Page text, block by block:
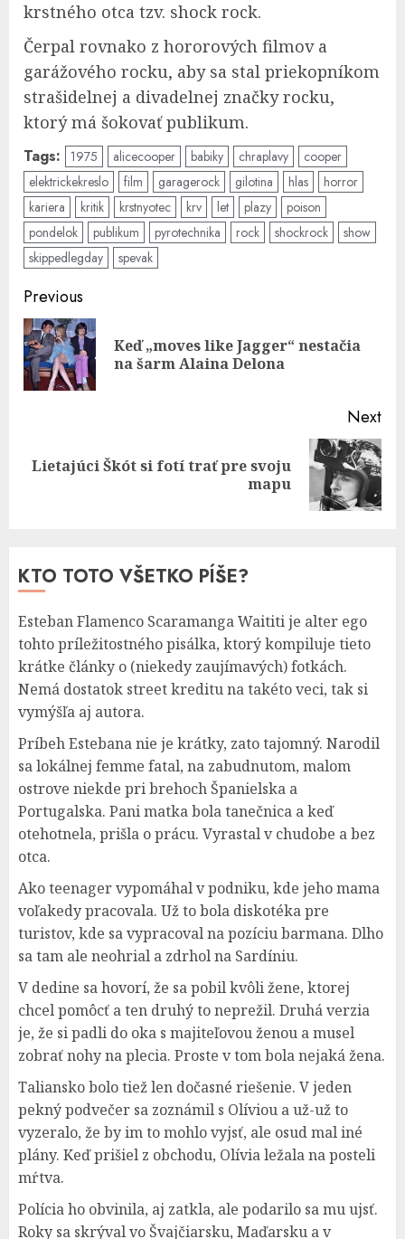
krstného otca tzv. shock rock.
Čerpal rovnako z hororových filmov a
garážového rocku, aby sa stal priekopníkom
strašidelnej a divadelnej značky rocku,
ktorý má šokovať publikum.
Tags: 1975 alicecooper babiky chraplavy
cooper
elektrickekreslo
film garagerock gilotina hlas
horror
kariera
kritik krstnyotec krv let plazy
poison
pondelok
publikum pyrotechnika rock shockrock
show
skippedlegday
spevak
Post
navigation
Previous
Keď „moves like Jagger“ nestačia
na šarm Alaina Delona
Next
Next
Lietajúci Škót si fotí trať pre svoju
mapu
KTO TOTO VŠETKO PÍŠE?
Esteban Flamenco Scaramanga Waititi je alter ego
tohto príležitostného pisálka, ktorý kompiluje tieto
krátke články o (niekedy zaujímavých) fotkách.
Nemá dostatok street kreditu na takéto veci, tak si
vymýšľa aj autora.
Príbeh Estebana nie je krátky, zato tajomný. Narodil
sa lokálnej femme fatal, na zabudnutom, malom
ostrove niekde pri brehoch Španielska a
Portugalska. Pani matka bola tanečnica a keď
otehotnela, prišla o prácu. Vyrastal v chudobe a bez
otca.
Ako teenager vypomáhal v podniku, kde jeho mama
voľakedy pracovala. Už to bola diskotéka pre
turistov, kde sa vypracoval na pozíciu barmana. Dlho
sa tam ale neohrial a zdrhol na Sardíniu.
V dedine sa hovorí, že sa pobil kvôli žene, ktorej
chcel pomôcť a ten druhý to neprežil. Druhá verzia
je, že si padli do oka s majiteľovou ženou a musel
zobrať nohy na plecia. Proste v tom bola nejaká žena.
Taliansko bolo tiež len dočasné riešenie. V jeden
pekný podvečer sa zoznámil s Olíviou a už-už to
vyzeralo, že by im to mohlo vyjsť, ale osud mal iné
plány. Keď prišiel z obchodu, Olívia ležala na posteli
mŕtva.
Polícia ho obvinila, aj zatkla, ale podarilo sa mu ujsť.
Roky sa skrýval vo Švajčiarsku, Maďarsku a v